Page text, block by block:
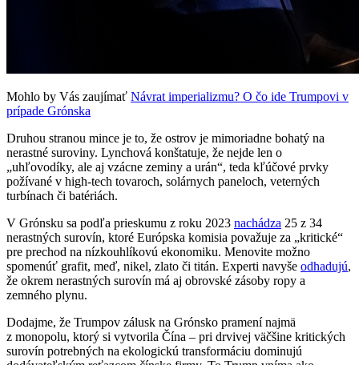
Mohlo by Vás zaujímať Návrat imperializmu? O čo ide Trumpovi v
prípade Grónska
Druhou stranou mince je to, že ostrov je mimoriadne bohatý na
nerastné suroviny. Lynchová konštatuje, že nejde len o
„uhľovodíky, ale aj vzácne zeminy a urán“, teda kľúčové prvky
požívané v high-tech tovaroch, solárnych paneloch, veterných
turbínach či batériách.
V Grónsku sa podľa prieskumu z roku 2023 nachádza 25 z 34
nerastných surovín, ktoré Európska komisia považuje za „kritické“
pre prechod na nízkouhlíkovú ekonomiku. Menovite možno
spomenúť grafit, meď, nikel, zlato či titán. Experti navyše odhadujú,
že okrem nerastných surovín má aj obrovské zásoby ropy a
zemného plynu.
Dodajme, že Trumpov zálusk na Grónsko pramení najmä
z monopolu, ktorý si vytvorila Čína – pri drvivej väčšine kritických
surovín potrebných na ekologickú transformáciu dominujú